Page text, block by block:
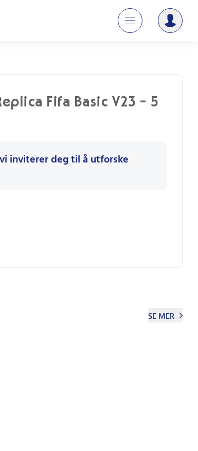
Fifa Basic V23 - 5
inviterer deg til å utforske
SE MER